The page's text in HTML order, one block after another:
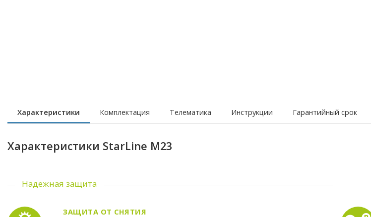
Характеристики Комплектация Телематика Инструкции Гарантийный срок
Характеристики StarLine M23
Надежная защита
ЗАЩИТА ОТ СНЯТИЯ